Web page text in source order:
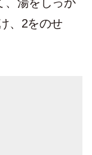
、2をのせ